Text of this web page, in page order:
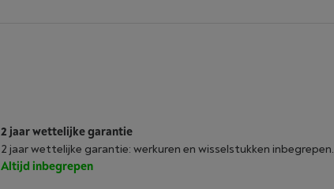
2 jaar wettelijke garantie
2 jaar wettelijke garantie: werkuren en wisselstukken inbegrepen.
Altijd inbegrepen